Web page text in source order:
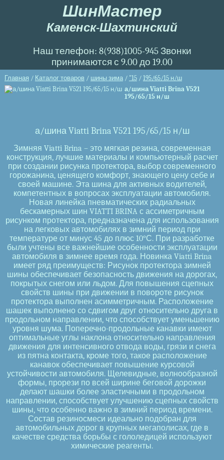
ШинМастер
Каменск-Шахтинский
Наш телефон: 8(938)1005-945 Звонки
принимаются с 9.00 до 19.00
Главная / Каталог товаров / шины зима/ "15/ 195/65/15 н/ш
а/шина Viatti Brina V521
195/65/15 н/ш
а/шина Viatti Brina V521 195/65/15 н/ш
Зимняя Viatti Brina – это мягкая резина, современная
конструкция, лучшие материалы и компьютерный расчет
при создании рисунка протектора, выбор современного
горожанина, ценящего комфорт, знающего цену себе и
своей машине. Эта шина для активных водителей,
компетентных в вопросах эксплуатации автомобиля.
Новая линейка пневматических радиальных
бескамерных шин VIATTI BRINA с ассиметричным
рисунком протектора, предназначена для использования
на легковых автомобилях в зимний период при
температуре от минус 45 до плюс 10°С. При разработке
были учтены все важнейшие особенности эксплуатации
автомобиля в зимнее время года. Новинка Viatti Brina
имеет ряд преимуществ: Рисунок протектора зимней
шины обеспечивает безопасность движения на дорогах,
покрытых снегом или льдом. Для повышения сцепных
свойств шины при движении в повороте рисунок
протектора выполнен асимметричным. Расположение
шашек выполнено со сдвигом друг относительно друга в
продольном направлении, что способствует уменьшению
уровня шума. Поперечно-продольные канавки имеют
оптимальные углы наклона относительно направления
движения для интенсивного отвода воды, грязи и снега
из пятна контакта, кроме того, такое расположение
канавок обеспечивает повышение курсовой
устойчивости автомобиля. Щелевидные, волнообразной
формы, прорези по всей ширине беговой дорожки
делают шашки более эластичными в продольном
направлении, способствует улучшению сцепных свойств
шины, что особенно важно в зимний период времени.
Состав резиносмеси идеально подобран для
автомобильных дорог в крупных мегаполисах, где в
качестве средства борьбы с гололедицей используют
химические реагенты.